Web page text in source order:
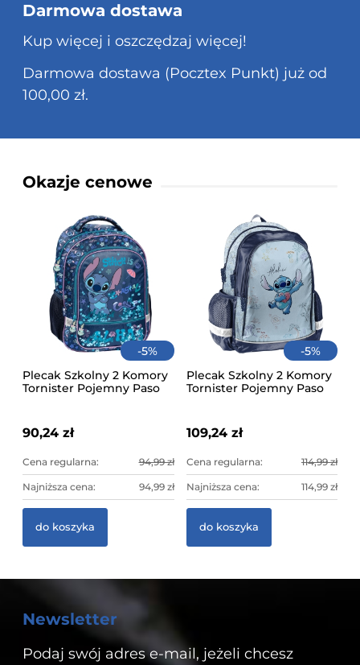
Darmowa dostawa
Kup więcej i oszczędzaj więcej!
Darmowa dostawa (Pocztex Punkt) już od
100,00 zł.
Okazje cenowe
-5%
Plecak Szkolny 2 Komory
Tornister Pojemny Paso
90,24 zł
Cena regularna: 94,99 zł
Najniższa cena: 94,99 zł
do koszyka
-5%
Plecak Szkolny 2 Komory
Tornister Pojemny Paso
109,24 zł
Cena regularna: 114,99 zł
Najniższa cena: 114,99 zł
do koszyka
Newsletter
Podaj swój adres e-mail, jeżeli chcesz